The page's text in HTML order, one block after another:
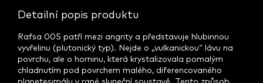
Detailní popis produktu
Rafsa 005 patří mezi angrity a představuje hlubinnou
vyvřelinu (plutonický typ). Nejde o „vulkanickou“ lávu na
povrchu, ale o horninu, která krystalizovala pomalým
chladnutím pod povrchem malého, diferencovaného